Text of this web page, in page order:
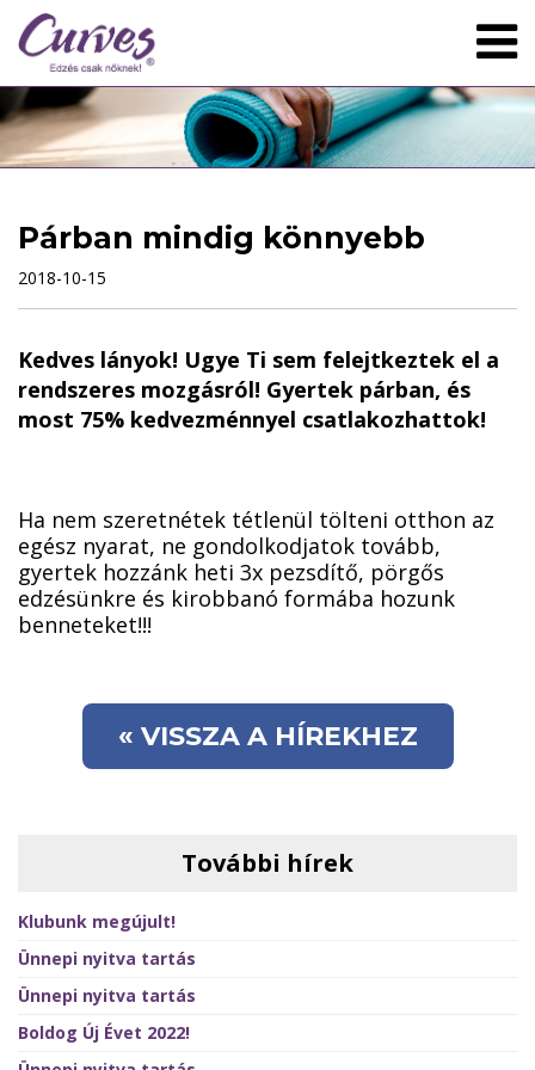
Párban mindig könnyebb
2018-10-15
Kedves lányok! Ugye Ti sem felejtkeztek el a
rendszeres mozgásról! Gyertek párban, és
most 75% kedvezménnyel csatlakozhattok!
Ha nem szeretnétek tétlenül tölteni otthon az
egész nyarat, ne gondolkodjatok tovább,
gyertek hozzánk heti 3x pezsdítő, pörgős
edzésünkre és kirobbanó formába hozunk
benneteket!!!
« VISSZA A HÍREKHEZ
További hírek
Klubunk megújult!
Ünnepi nyitva tartás
Ünnepi nyitva tartás
Boldog Új Évet 2022!